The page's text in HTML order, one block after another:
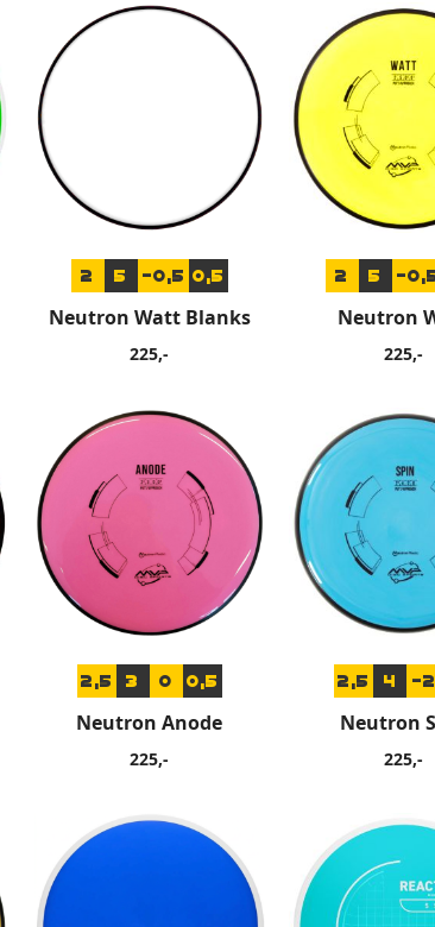
2 5 -0,5 0,5
Neutron Watt Blanks
225,-
2 5 -
Neutron
225,-
2,5 3 0 0,5
Neutron Anode
225,-
2,5 4 -2
Neutron
225,-